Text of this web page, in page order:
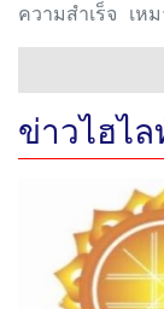
ความสำเร็จ เห
ข่าวไฮไล